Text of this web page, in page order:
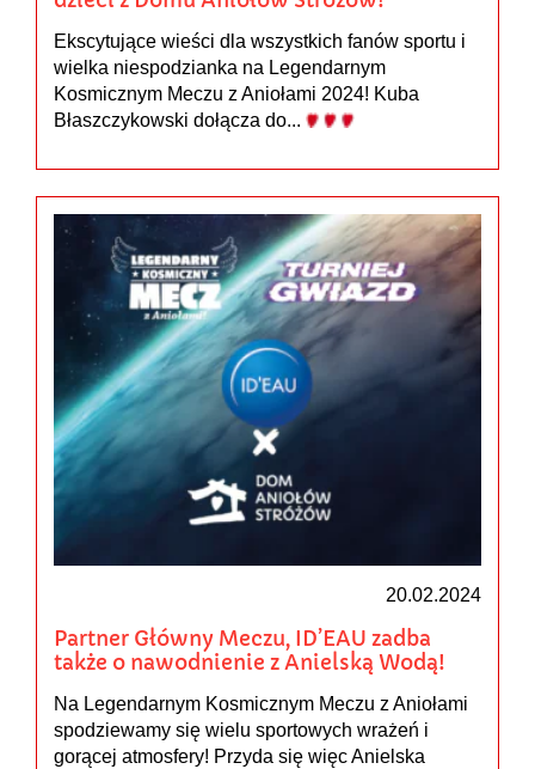
Ekscytujące wieści dla wszystkich fanów sportu i
wielka niespodzianka na Legendarnym
Kosmicznym Meczu z Aniołami 2024! Kuba
Błaszczykowski dołącza do...
20.02.2024
Partner Główny Meczu, ID’EAU zadba
także o nawodnienie z Anielską Wodą!
Na Legendarnym Kosmicznym Meczu z Aniołami
spodziewamy się wielu sportowych wrażeń i
gorącej atmosfery! Przyda się więc Anielska